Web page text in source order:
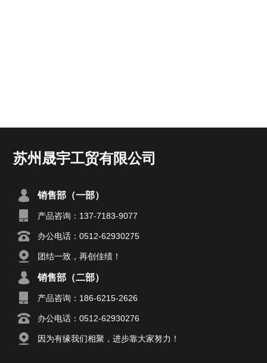
苏州晟宇工贸有限公司
销售部（一部）
产品咨询：137-7183-9077
办公电话：0512-62930275
团结一致，再创佳绩！
销售部（二部）
产品咨询：186-6215-2626
办公电话：0512-62930276
因为有缘我们相聚，进步靠大家努力！